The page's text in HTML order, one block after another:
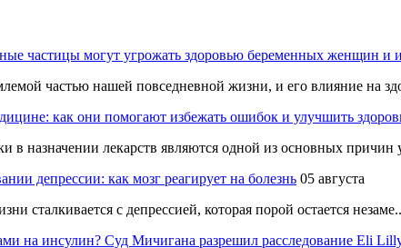
частицы могут угрожать здоровью беременных женщин и
частью нашей повседневной жизни, и его влияние на
как они помогают избежать ошибок и улучшить
в назначении лекарств являются одной из основных причин
депрессии: как мозг реагирует на болезнь 05 августа
сталкивается с депрессией, которая порой остается
на инсулин? Суд Мичигана разрешил расследование Eli